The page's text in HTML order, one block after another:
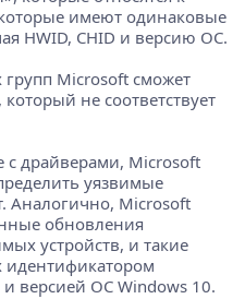
имеют одинаковые
HWID, CHID и версию ОС.
Microsoft сможет
не соответствует
с драйверами, Microsoft
уязвимые
Аналогично, Microsoft
обновления
устройств, и такие
идентификатором
версией ОС Windows 10.